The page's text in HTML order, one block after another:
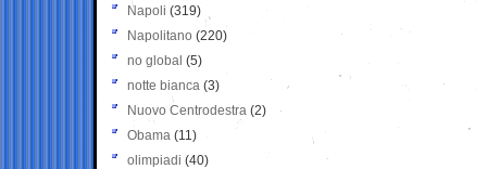
Napoli (319)
Napolitano (220)
no global (5)
notte bianca (3)
Nuovo Centrodestra (2)
Obama (11)
olimpiadi (40)